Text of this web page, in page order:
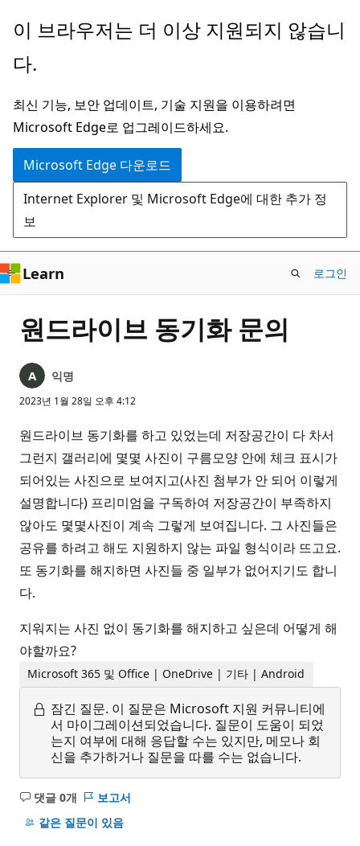
주
콘
츠
로
건
너
뛰
기
이 브라우저는 더 이상 지원되지 않습니
다.
최신 기능, 보안 업데이트, 기술 지원을 이용하려면
Microsoft Edge로 업그레이드하세요.
Microsoft Edge 다운로드
Internet Explorer 및 Microsoft Edge에 대한 추가 정
보
Learn 로그인
원드라이브 동기화 문의
익명
2023년 1월 28일 오후 4:12
원드라이브 동기화를 하고 있었는데 저장공간이 다 차서
그런지 갤러리에 몇몇 사진이 구름모양 안에 체크 표시가
되어있는 사진으로 보여지고(사진 첨부가 안 되어 이렇게
설명합니다) 프리미엄을 구독하여 저장공간이 부족하지
않아도 몇몇사진이 계속 그렇게 보여집니다. 그 사진들은
공유를 하려고 해도 지원하지 않는 파일 형식이라 뜨고요.
또 동기화를 해지하면 사진들 중 일부가 없어지기도 합니
다.
지워지는 사진 없이 동기화를 해지하고 싶은데 어떻게 해
야할까요?
Microsoft 365 및 Office | OneDrive | 기타 | Android
잠긴 질문. 이 질문은 Microsoft 지원 커뮤니티에
서 마이그레이션되었습니다. 질문이 도움이 되었
는지 여부에 대해 응답할 수는 있지만, 메모나 회
신을 추가하거나 질문을 따를 수는 없습니다.
댓글 0개
설
명
보고서
같은 질문이 있음